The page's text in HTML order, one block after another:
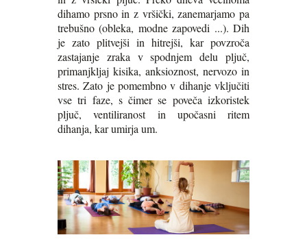
dihamo prsno in z vršički, zanemarjamo pa
trebušno (obleka, modne zapovedi ...). Dih
je zato plitvejši in hitrejši, kar povzroča
zastajanje zraka v spodnjem delu pljuč,
primanjkljaj kisika, anksioznost, nervozo in
stres. Zato je pomembno v dihanje vključiti
vse tri faze, s čimer se poveča izkoristek
pljuč, ventiliranost in upočasni ritem
dihanja, kar umirja um.